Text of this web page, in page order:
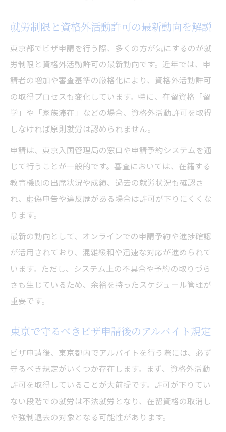
就労制限と資格外活動許可の最新動向を解説
東京都でビザ申請を行う際、多くの方が気にするのが就
労制限と資格外活動許可の最新動向です。近年では、申
請者の増加や審査基準の厳格化により、資格外活動許可
の取得プロセスも変化しています。特に、在留資格「留
学」や「家族滞在」などの場合、資格外活動許可を取得
しなければ原則就労は認められません。
申請は、東京入国管理局の窓口や申請予約システムを通
じて行うことが一般的です。審査においては、在籍する
教育機関の出席状況や成績、過去の就労状況も確認さ
れ、虚偽申告や違反歴がある場合は許可が下りにくくな
ります。
最新の動向として、オンラインでの申請予約や進捗確認
が活用されており、混雑緩和や迅速な対応が進められて
います。ただし、システム上の不具合や予約の取りづら
さも生じているため、余裕を持ったスケジュール管理が
重要です。
東京で守るべきビザ申請後のアルバイト規定
ビザ申請後、東京都内でアルバイトを行う際には、必ず
守るべき規定がいくつか存在します。まず、資格外活動
許可を取得していることが大前提です。許可が下りてい
ない段階での就労は不法就労となり、在留資格の取消し
や強制退去の対象となる可能性があります。